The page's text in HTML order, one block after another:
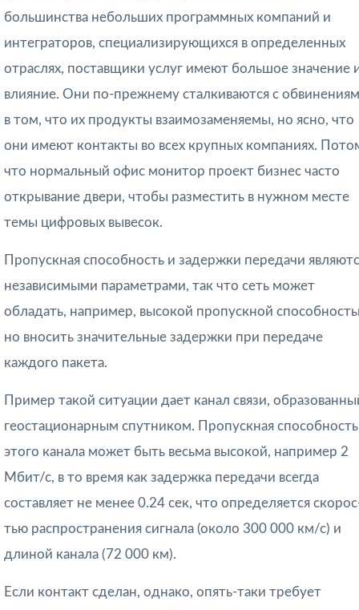
большинства небольших программных компаний и
интеграторов, специализирующихся в определенных
отраслях, поставщики услуг имеют большое значение
влияние. Они по-прежнему сталкиваются с
в том, что их продукты взаимозаменяемы, но ясно, что
они имеют контакты во всех крупных компаниях.
что нормальный офис монитор проект бизнес часто
открывание двери, чтобы разместить в нужном месте
темы цифровых вывесок.
Пропускная способность и задержки передачи
независимыми парамет­рами, так что сеть может
обладать, например, высокой пропускной
но вносить значительные задержки при передаче
каждого пакета.
Пример такой ситуа­ции дает канал связи,
геостационарным спутником. Пропускная спо­собность
этого канала может быть весьма высокой, например 2
Мбит/с, в то время как задержка передачи всегда
составляет не менее 0.24 сек, что определяется
тью распространения сигнала (около 300 000 км/с) и
длиной канала (72 000 км).
Если контакт сделан, однако, опять-таки требует